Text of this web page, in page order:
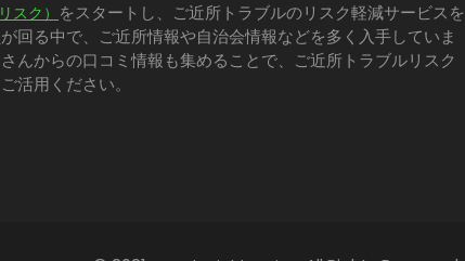
スク） をスタートし、ご近所トラブルのリスク軽減サービスを
回る中で、ご近所情報や自治会情報などを多く入手していま
んからの口コミ情報も集めることで、ご近所トラブルリスク
活用ください。